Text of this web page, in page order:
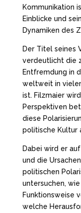
Kommunikation
Einblicke und
Dynamiken des
Der Titel seines
verdeutlicht die
Entfremdung in
weltweit in
ist. Filzmaier
Perspektiven
diese
politische Kultur
Dabei wird er
und die
politischen
untersuchen,
Funktionsweise
welche